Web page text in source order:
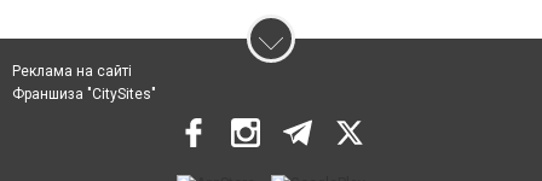
Реклама на сайті
Франшиза "CitySites"